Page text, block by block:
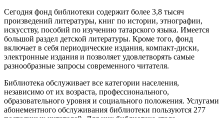
Сегодня фонд библиотеки содержит более 3,8 тысяч
произведений литературы, книг по истории, этнографии,
искусству, пособий по изучению татарского языка. Имеется
большой раздел детской литературы. Кроме того, фонд
включает в себя периодические издания, компакт-диски,
электронные издания и позволяет удовлетворять самые
разнообразные запросы современного читателя.
Библиотека обслуживает все категории населения,
независимо от их возраста, профессионального,
образовательного уровня и социального положения. Услугами
абонементного обслуживания библиотеки пользуются 277